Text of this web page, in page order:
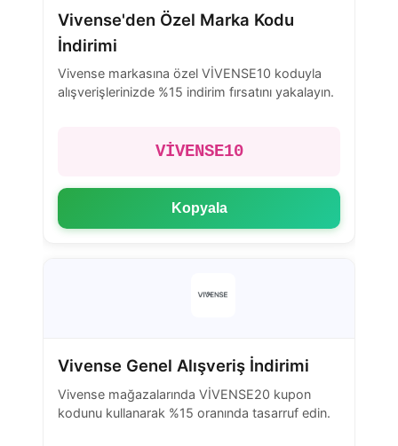
Vivense'den Özel Marka Kodu
İndirimi
Vivense markasına özel VİVENSE10 koduyla
alışverişlerinizde %15 indirim fırsatını yakalayın.
VİVENSE10
Kopyala
Vivense Genel Alışveriş İndirimi
Vivense mağazalarında VİVENSE20 kupon
kodunu kullanarak %15 oranında tasarruf edin.